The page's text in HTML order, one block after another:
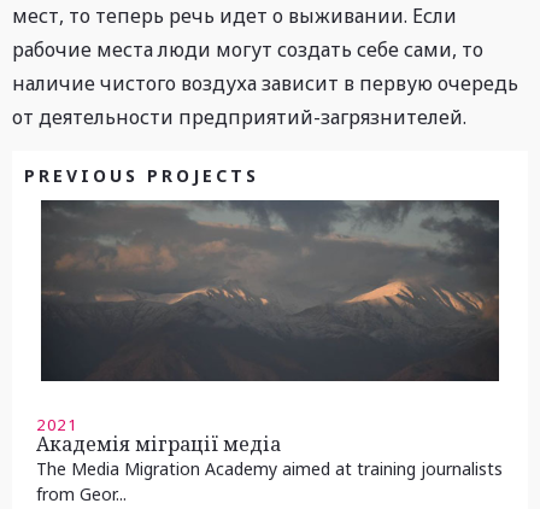
мест, то теперь речь идет о выживании. Если
рабочие места люди могут создать себе сами, то
наличие чистого воздуха зависит в первую очередь
от деятельности предприятий-загрязнителей.
PREVIOUS PROJECTS
2021
Академія міграції медіа
The Media Migration Academy aimed at training journalists
from Geor...